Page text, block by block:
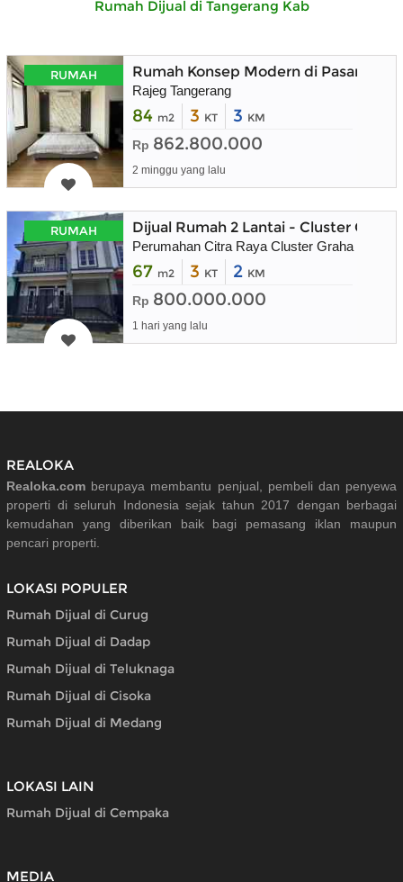
Rumah Dijual di Tangerang Kab
RUMAH Rumah Konsep Modern di Pasar
Rajeg Tangerang
84 m2 3 KT 3 KM
Rp 862.800.000
2 minggu yang lalu
RUMAH Dijual Rumah 2 Lantai - Cluster Graha
Perumahan Citra Raya Cluster Graha
67 m2 3 KT 2 KM
Rp 800.000.000
1 hari yang lalu
REALOKA
Realoka.com berupaya membantu penjual, pembeli dan penyewa
properti di seluruh Indonesia sejak tahun 2017 dengan berbagai
kemudahan yang diberikan baik bagi pemasang iklan maupun
pencari properti.
LOKASI POPULER
Rumah Dijual di Curug
Rumah Dijual di Dadap
Rumah Dijual di Teluknaga
Rumah Dijual di Cisoka
Rumah Dijual di Medang
LOKASI LAIN
Rumah Dijual di Cempaka
MEDIA